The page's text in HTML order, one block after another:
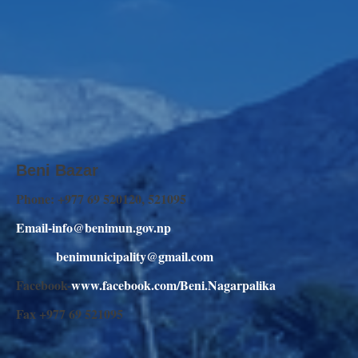
Beni Bazar
Phone: +977 69 520120, 521095
Email-info@benimun.gov.np
benimunicipality@gmail.com
Facebook-www.facebook.com/Beni.Nagarpalika
Fax +977 69 521095